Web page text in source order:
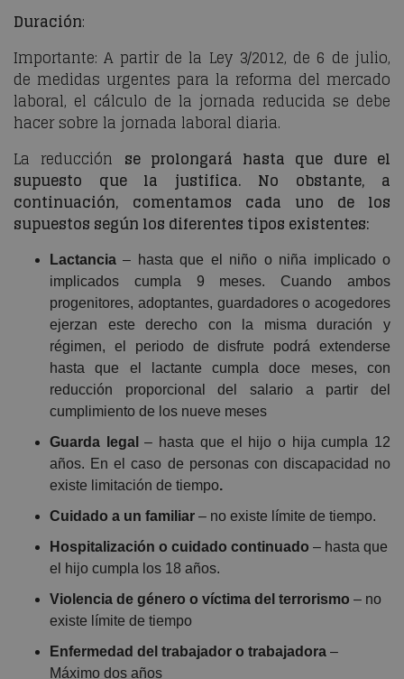
Duración:
Importante: A partir de la Ley 3/2012, de 6 de julio,
de medidas urgentes para la reforma del mercado
laboral, el cálculo de la jornada reducida se debe
hacer sobre la jornada laboral diaria.
La reducción se prolongará hasta que dure el
supuesto que la justifica. No obstante, a
continuación, comentamos cada uno de los
supuestos según los diferentes tipos existentes:
Lactancia – hasta que el niño o niña implicado o
implicados cumpla 9 meses. Cuando ambos
progenitores, adoptantes, guardadores o acogedores
ejerzan este derecho con la misma duración y
régimen, el periodo de disfrute podrá extenderse
hasta que el lactante cumpla doce meses, con
reducción proporcional del salario a partir del
cumplimiento de los nueve meses
Guarda legal – hasta que el hijo o hija cumpla 12
años. En el caso de personas con discapacidad no
existe limitación de tiempo.
Cuidado a un familiar – no existe límite de tiempo.
Hospitalización o cuidado continuado – hasta que
el hijo cumpla los 18 años.
Violencia de género o víctima del terrorismo – no
existe límite de tiempo
Enfermedad del trabajador o trabajadora –
Máximo dos años